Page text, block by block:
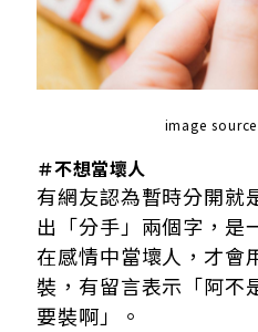
image
＃不想當壞人
有網友認為暫時分開就
出「分手」兩個字，是
在感情中當壞人，才會
裝，有留言表示「阿不
要裝啊」。